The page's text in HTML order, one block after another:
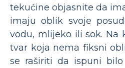
tekućine objasnite da
imaju oblik svoje
vodu, mlijeko ili sok. Na
tvar koja nema fiksni
se raširiti da ispuni